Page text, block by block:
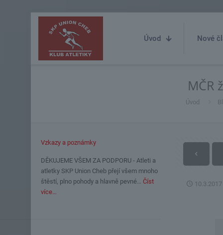
Úvod Nové
MČR
Úvod
10.3.2017
Vzkazy a poznámky
DĚKUJEME VŠEM ZA PODPORU - Atleti a
atletky SKP Union Cheb přejí všem mnoho
štěstí, plno pohody a hlavně pevné… Číst
více…